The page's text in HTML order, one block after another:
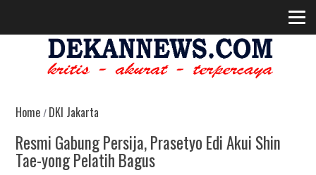
Home/DKI Jakarta
Resmi Gabung Persija, Prasetyo Edi Akui Shin
Tae-yong Pelatih Bagus